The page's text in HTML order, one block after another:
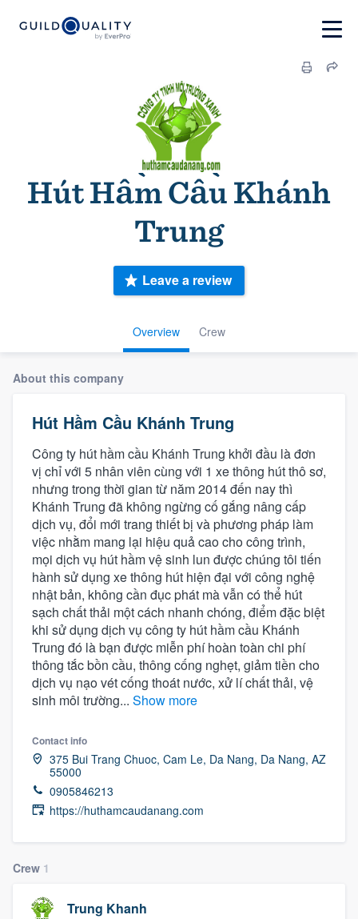
Hút Hầm Cầu Khánh
Trung
Overview Crew
Leave a review
About this company
Hút Hầm Cầu Khánh Trung
Công ty hút hầm cầu Khánh Trung khởi đầu là đơn
vị chỉ với 5 nhân viên cùng với 1 xe thông hút thô sơ,
nhưng trong thời gian từ năm 2014 đến nay thì
Khánh Trung đã không ngừng cố gắng nâng cấp
dịch vụ, đổi mới trang thiết bị và phương pháp làm
việc nhằm mang lại hiệu quả cao cho công trình,
mọi dịch vụ hút hầm vệ sinh lun được chúng tôi tiến
hành sử dụng xe thông hút hiện đại với công nghệ
nhật bản, không cần đục phát mà vẫn có thể hút
sạch chất thải một cách nhanh chóng, điểm đặc biệt
khi sử dụng dịch vụ công ty hút hầm cầu Khánh
Trung đó là bạn được miễn phí hoàn toàn chi phí
thông tắc bồn cầu, thông cống nghẹt, giảm tiền cho
dịch vụ nạo vét cống thoát nước, xử lí chất thải, vệ
sinh môi trường... Show more
Contact info
375 Bui Trang Chuoc, Cam Le, Da Nang, Da Nang, AZ
55000
0905846213
https://huthamcaudanang.com
Crew 1
Trung Khanh
Welcome to our
community of quality
Get started
you a demo, and get you started.